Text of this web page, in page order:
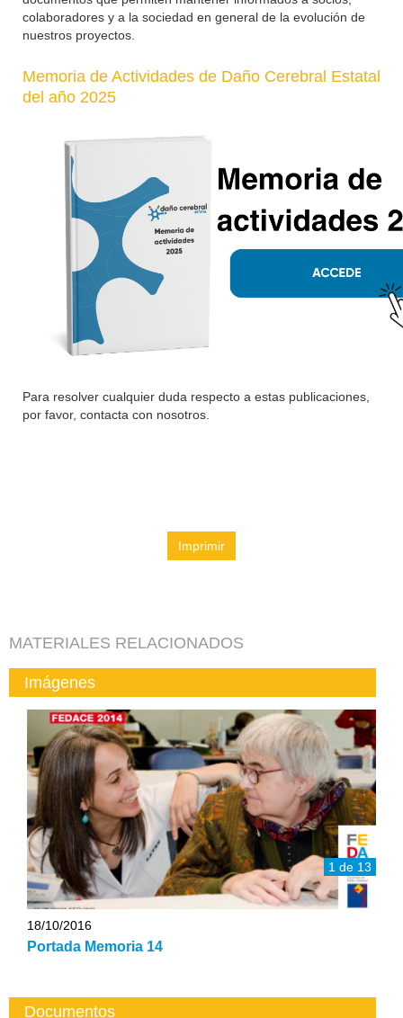
colaboradores y a la sociedad en general de la evolución de
nuestros proyectos.
Memoria de Actividades de Daño Cerebral Estatal
del año 2025
Para resolver cualquier duda respecto a estas publicaciones,
por favor, contacta con nosotros.
Imprimir
MATERIALES RELACIONADOS
Imágenes
1 de 13
18/10/2016
Portada Memoria 14
Documentos